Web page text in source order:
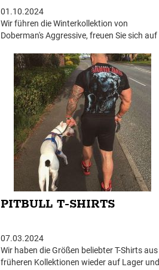
01.10.2024
Wir führen die Winterkollektion von
Doberman's Aggressive, freuen Sie sich auf
Hosen.
PITBULL T-SHIRTS
07.03.2024
Wir haben die Größen beliebter T-Shirts aus
früheren Kollektionen wieder auf Lager und